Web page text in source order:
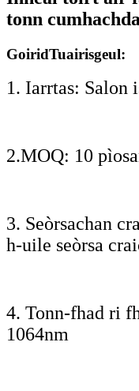
tonn
GoiridTuairisgeul:
1. Iarrtas: Salon
2.MOQ: 10
3. Seòrsachan
h-uile seòrsa
4. Tonn-fhad ri
1064nm